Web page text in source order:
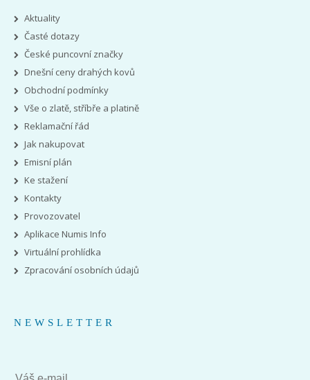
Aktuality
Časté dotazy
České puncovní značky
Dnešní ceny drahých kovů
Obchodní podmínky
Vše o zlatě, stříbře a platině
Reklamační řád
Jak nakupovat
Emisní plán
Ke stažení
Kontakty
Provozovatel
Aplikace Numis Info
Virtuální prohlídka
Zpracování osobních údajů
NEWSLETTER